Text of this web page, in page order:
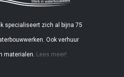
specialiseert zich al bijna 75
Ook verhuur
materialen. Lees meer!